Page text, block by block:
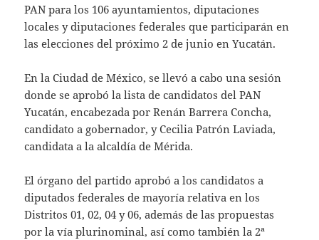
PAN para los 106 ayuntamientos, diputaciones
locales y diputaciones federales que participarán en
las elecciones del próximo 2 de junio en Yucatán.
En la Ciudad de México, se llevó a cabo una sesión
donde se aprobó la lista de candidatos del PAN
Yucatán, encabezada por Renán Barrera Concha,
candidato a gobernador, y Cecilia Patrón Laviada,
candidata a la alcaldía de Mérida.
El órgano del partido aprobó a los candidatos a
diputados federales de mayoría relativa en los
Distritos 01, 02, 04 y 06, además de las propuestas
por la vía plurinominal, así como también la 2ª